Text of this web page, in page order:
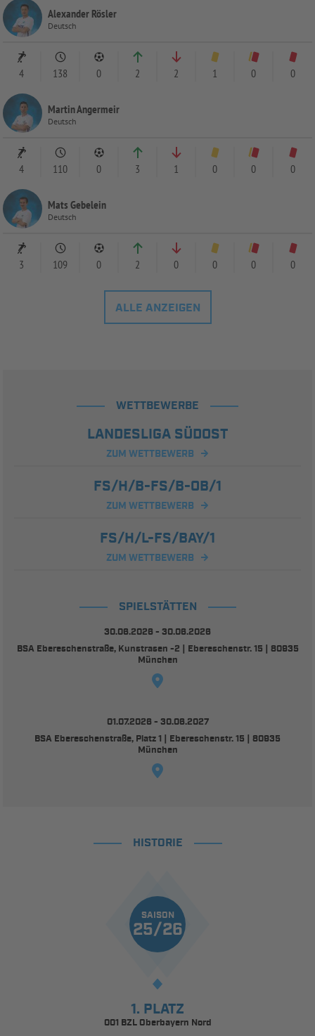
Alexander Rösler
Deutsch
4 138 0 2 2 1 0 0
Martin Angermeir
Deutsch
4 110 0 3 1 0 0 0
Mats Gebelein
Deutsch
3 109 0 2 0 0 0 0
ALLE ANZEIGEN
WETTBEWERBE
LANDESLIGA SÜDOST
ZUM WETTBEWERB
FS/H/B-FS/B-OB/1
ZUM WETTBEWERB
FS/H/L-FS/BAY/1
ZUM WETTBEWERB
SPIELSTÄTTEN
30.06.2026 - 30.06.2026
BSA Ebereschenstraße, Kunstrasen -2 | Ebereschenstr. 15 | 80935
München
01.07.2026 - 30.06.2027
BSA Ebereschenstraße, Platz 1 | Ebereschenstr. 15 | 80935
München
HISTORIE
SAISON
25/26
1. PLATZ
001 BZL Oberbayern Nord